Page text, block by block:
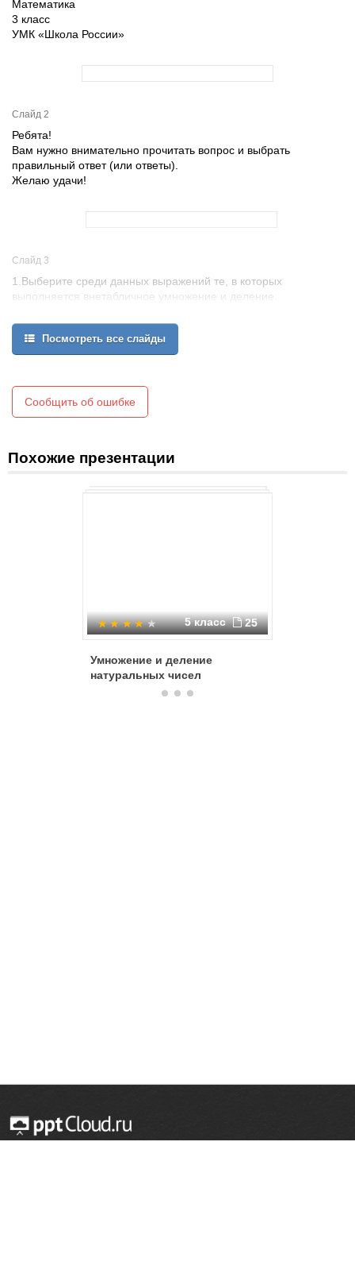
Математика
3 класс
УМК «Школа России»
Слайд 2
Ребята!
Вам нужно внимательно прочитать вопрос и выбрать
правильный ответ (или ответы).
Желаю удачи!
Слайд 3
1.Выберите среди данных выражений те, в которых
выполняется внетабличное умножение и деление.
б) 45 : 3
в) 24 : 6
Посмотреть все слайды
Сообщить об ошибке
Похожие презентации
5 класс 25
Умножение и деление
натуральных чисел